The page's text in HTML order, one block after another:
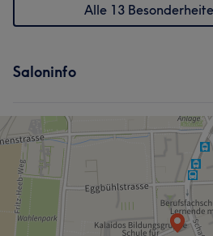
Alle 13
Saloninfo